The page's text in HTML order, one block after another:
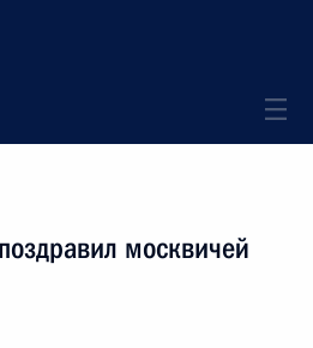
москвичей